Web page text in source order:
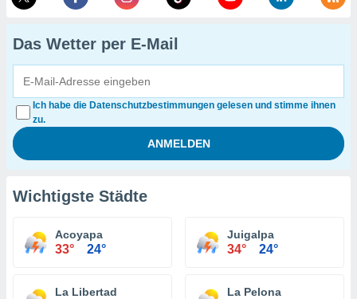
Das Wetter per E-Mail
Ich habe die Datenschutzbestimmungen gelesen und stimme ihnen
zu.
Wichtigste Städte
Acoyapa
33° 24°
Juigalpa
34° 24°
La Libertad La Pelona